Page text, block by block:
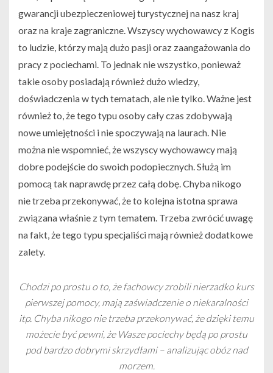
gwarancji ubezpieczeniowej turystycznej na nasz kraj
oraz na kraje zagraniczne. Wszyscy wychowawcy z Kogis
to ludzie, którzy mają dużo pasji oraz zaangażowania do
pracy z pociechami. To jednak nie wszystko, ponieważ
takie osoby posiadają również dużo wiedzy,
doświadczenia w tych tematach, ale nie tylko. Ważne jest
również to, że tego typu osoby cały czas zdobywają
nowe umiejętności i nie spoczywają na laurach. Nie
można nie wspomnieć, że wszyscy wychowawcy mają
dobre podejście do swoich podopiecznych. Służą im
pomocą tak naprawdę przez całą dobę. Chyba nikogo
nie trzeba przekonywać, że to kolejna istotna sprawa
związana właśnie z tym tematem. Trzeba zwrócić uwagę
na fakt, że tego typu specjaliści mają również dodatkowe
zalety.
Chodzi po prostu o to, że fachowcy zrobili nierzadko kurs
pierwszej pomocy, mają zaświadczenie o niekaralności
itp. Chyba nikogo nie trzeba przekonywać, że dzięki temu
możecie być pewni, że Wasze pociechy będą po prostu
pod bardzo dobrymi skrzydłami – analizując obóz nad
morzem.